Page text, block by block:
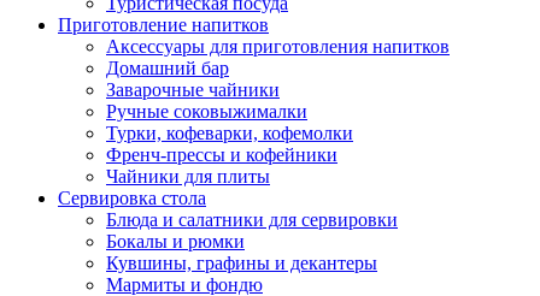
Приготовление напитков
Аксессуары для приготовления напитков
Домашний бар
Заварочные чайники
Ручные соковыжималки
Турки, кофеварки, кофемолки
Френч-прессы и кофейники
Чайники для плиты
Сервировка стола
Блюда и салатники для сервировки
Бокалы и рюмки
Кувшины, графины и декантеры
Мармиты и фондю